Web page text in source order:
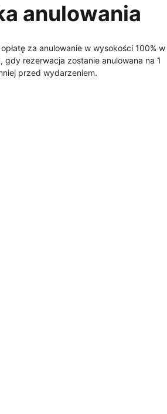
anulowania
za anulowanie w wysokości 100% w
gdy rezerwacja zostanie anulowana na 1
przed wydarzeniem.